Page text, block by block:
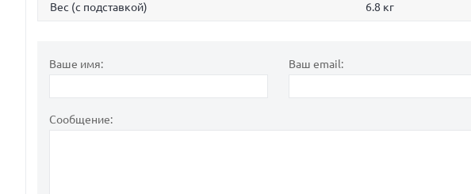
Вес (с подставкой) 6.8 кг
Ваше имя: Ваш email:
Сообщение: